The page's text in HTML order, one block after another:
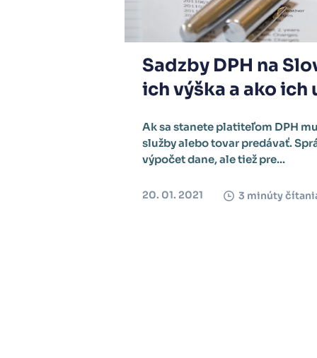
Sadzby DPH na
ich výška a ako ich
Ak sa stanete platiteľom DPH
služby alebo tovar predávať.
výpočet dane, ale tiež pre...
20. 01. 2021 3 minúty